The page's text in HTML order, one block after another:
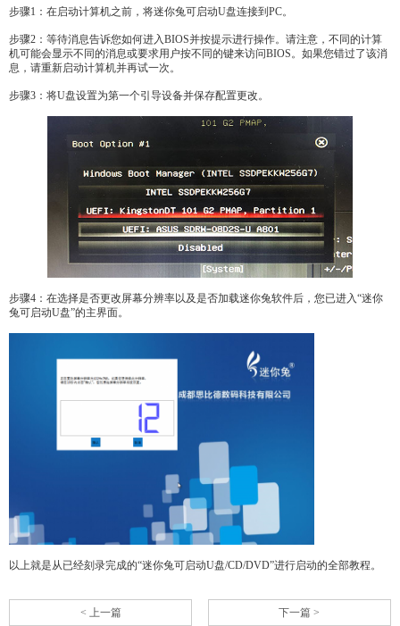
步骤1：在启动计算机之前，将迷你兔可启动U盘连接到PC。
步骤2：等待消息告诉您如何进入BIOS并按提示进行操作。请注意，不同的计算
机可能会显示不同的消息或要求用户按不同的键来访问BIOS。如果您错过了该消
息，请重新启动计算机并再试一次。
步骤3：将U盘设置为第一个引导设备并保存配置更改。
步骤4：在选择是否更改屏幕分辨率以及是否加载迷你兔软件后，您已进入“迷你
兔可启动U盘”的主界面。
以上就是从已经刻录完成的“迷你兔可启动U盘/CD/DVD”进行启动的全部教程。
< 上一篇 下一篇 >